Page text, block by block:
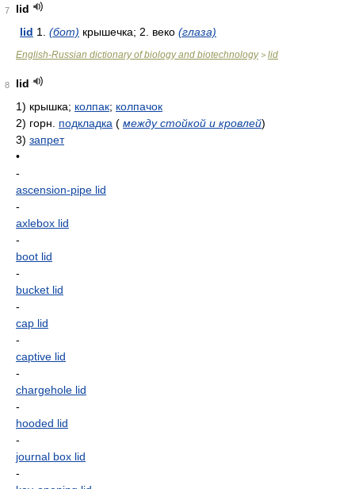
7
lid
lid 1. (бот) крышечка; 2. веко (глаза)
English-Russian dictionary of biology and biotechnology> lid
8
lid
1) крышка; колпак; колпачок
2) горн. подкладка ( между стойкой и кровлей)
3) запрет
•
-
ascension-pipe lid
-
axlebox lid
-
boot lid
-
bucket lid
-
cap lid
-
captive lid
-
chargehole lid
-
hooded lid
-
journal box lid
-